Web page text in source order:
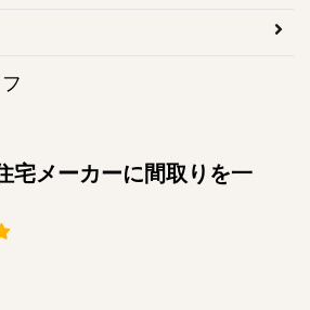
宅メーカーに間取りを一